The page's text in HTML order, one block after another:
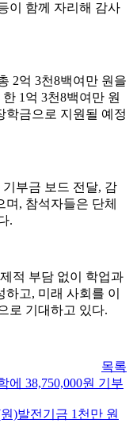
이 함께 자리해 감사
2억 3천8백여만 원을
1억 3천8백여만 원
학금으로 지원될 예정
부금 보드 전달, 감
, 참석자들은 단체
.
적 부담 없이 학업과
고, 미래 사회를 이
로 기대하고 있다.
목록
에 38,750,000원 기부
)발전기금 1천만 원